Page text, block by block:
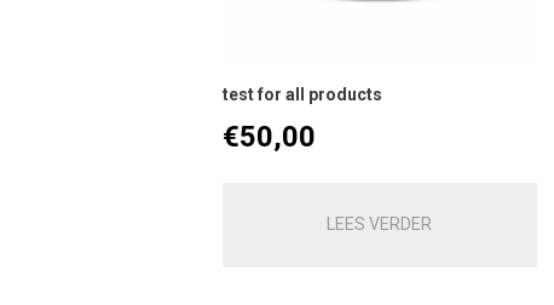
test for all products
€50,00
LEES VERDER